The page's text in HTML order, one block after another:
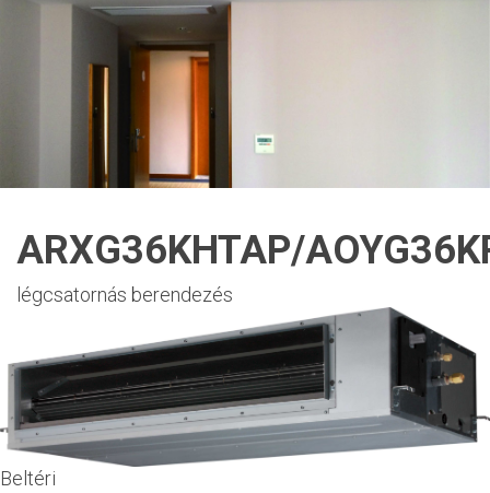
ARXG36KHTAP/
légcsatornás berendezés
Beltéri